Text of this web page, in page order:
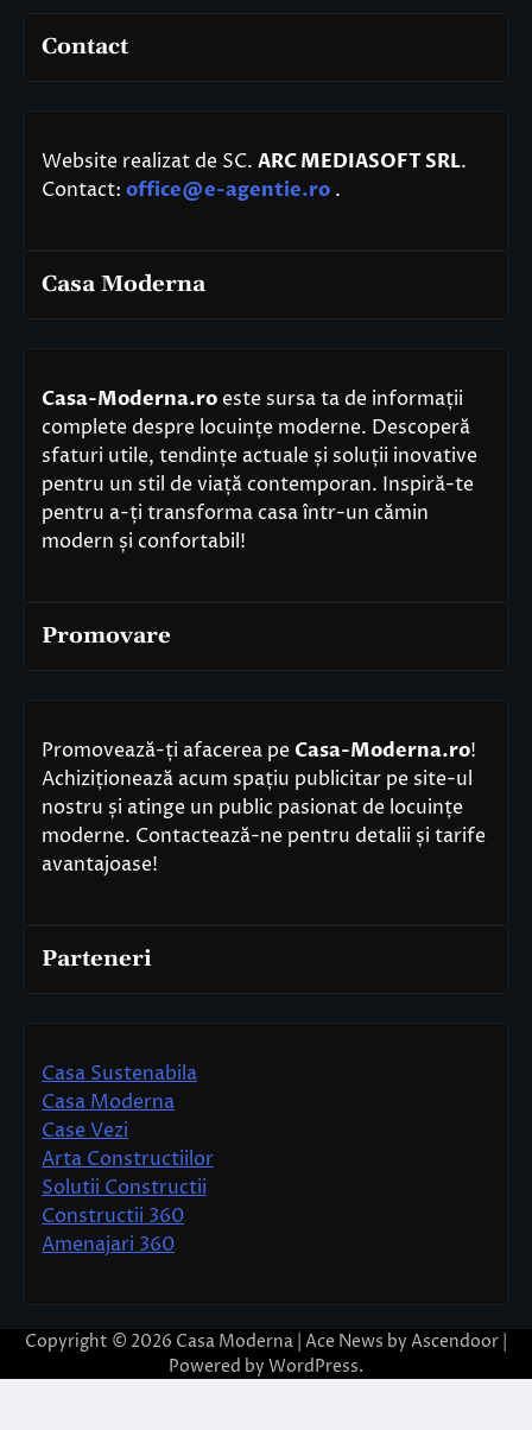
Contact
Website realizat de SC. ARC MEDIASOFT SRL.
Contact: office@e-agentie.ro .
Casa Moderna
Casa-Moderna.roeste sursa ta de informații
complete despre locuințe moderne. Descoperă
sfaturi utile, tendințe actuale și soluții inovative
pentru un stil de viață contemporan. Inspiră-te
pentru a-ți transforma casa într-un cămin
modern și confortabil!
Promovare
Promovează-ți afacerea pe Casa-Moderna.ro!
Achiziționează acum spațiu publicitar pe site-ul
nostru și atinge un public pasionat de locuințe
moderne. Contactează-ne pentru detalii și tarife
avantajoase!
Parteneri
Casa Sustenabila
Casa Moderna
Case Vezi
Arta Constructiilor
Solutii Constructii
Constructii 360
Amenajari 360
Copyright © 2026 Casa Moderna | Ace News by Ascendoor
Powered by WordPress.